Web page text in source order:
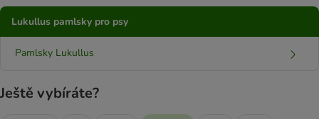
Lukullus pamlsky pro psy
Pamlsky Lukullus
Ještě vybíráte?